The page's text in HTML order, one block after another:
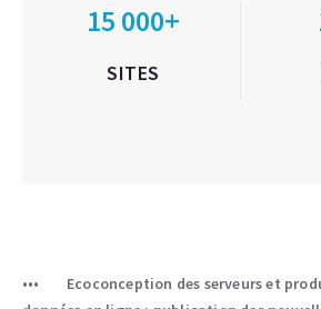
15 000+
SITES
Ecoconception des serveurs et